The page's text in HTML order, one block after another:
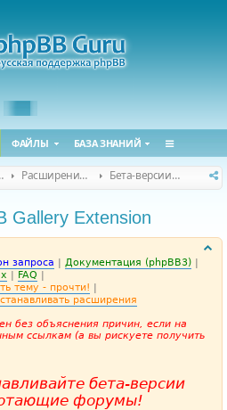
ФАЙЛЫ БАЗА ЗНАНИЙ
Расширения phpBB Бета-версии расширений для phpBB
Gallery Extension
запроса | Документация (phpBB3) |
| FAQ |
тему - прочти! |
расширения
без объяснения причин, если на
ссылкам (а вы рискуете получить
бета-версии
форумы!